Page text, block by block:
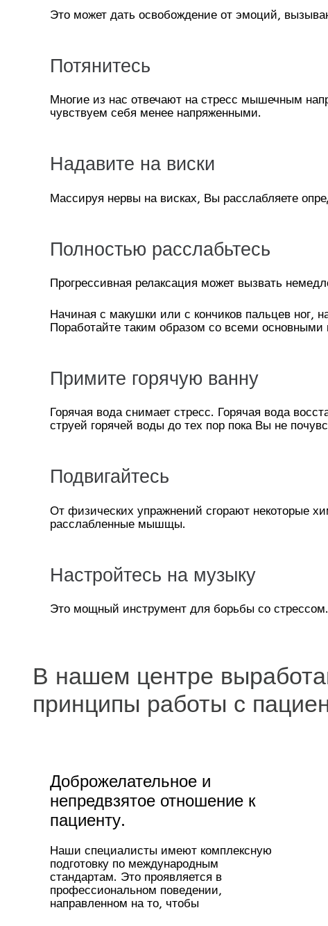
Это может дать освобождение от эмоций,
Потянитесь
Многие из нас отвечают на стресс мышечным
чувствуем себя менее напряженными.
Надавите на виски
Массируя нервы на висках, Вы расслабляете
Полностью расслабьтесь
Прогрессивная релаксация может вызвать
Начиная с макушки или с кончиков пальцев ног,
Поработайте таким образом со всеми
Примите горячую ванну
Горячая вода снимает стресс. Горячая вода
струей горячей воды до тех пор пока Вы не
Подвигайтесь
От физических упражнений сгорают некоторые
расслабленные мышщы.
Настройтесь на музыку
Это мощный инструмент для борьбы со стрессом.
В нашем центре
принципы работы с
Доброжелательное и
непредвзятое отношение к
пациенту.
Наши специалисты имеют комплексную
подготовку по международным
стандартам. Это проявляется в
профессиональном поведении,
направленном на то, чтобы